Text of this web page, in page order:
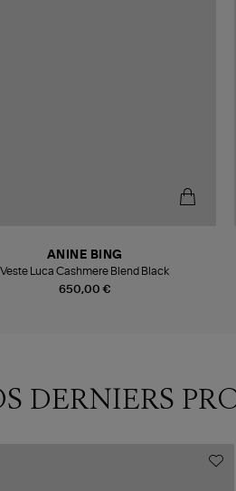
650,00 €
ANINE BING
Veste Luca Cashmere Blend Black
DERNIERS